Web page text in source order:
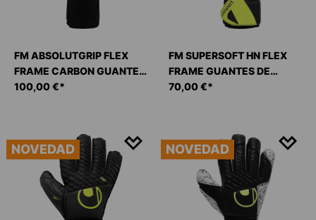
FM ABSOLUTGRIP FLEX
FRAME CARBON GUANTES
DE PORTERO
100,00 €*
FM SUPERSOFT HN FLEX
FRAME GUANTES DE
PORTERO
70,00 €*
NOVEDAD NOVEDAD